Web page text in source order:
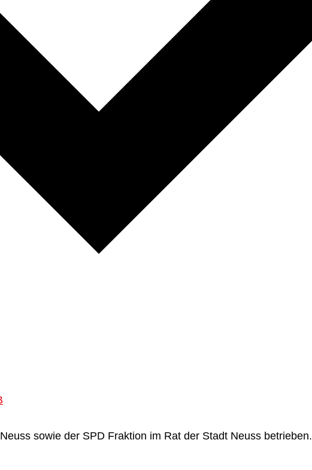
sowie der SPD Fraktion im Rat der Stadt Neuss betrieben.